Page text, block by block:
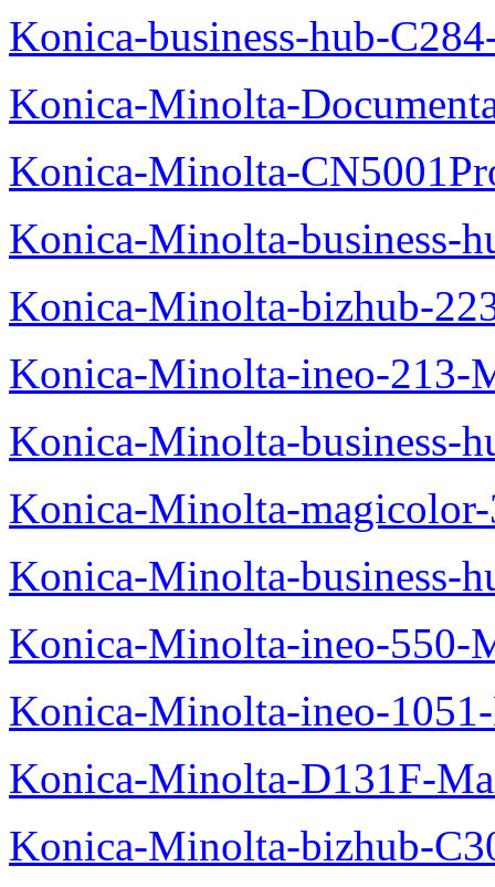
Konica-business-hub-
Konica-Minolta-
Konica-Minolta-
Konica-Minolta-business-
Konica-Minolta-bizhub-
Konica-Minolta-ineo-213-
Konica-Minolta-business-
Konica-Minolta-
Konica-Minolta-business-
Konica-Minolta-ineo-550-
Konica-Minolta-ineo-
Konica-Minolta-D131F-
Konica-Minolta-bizhub-